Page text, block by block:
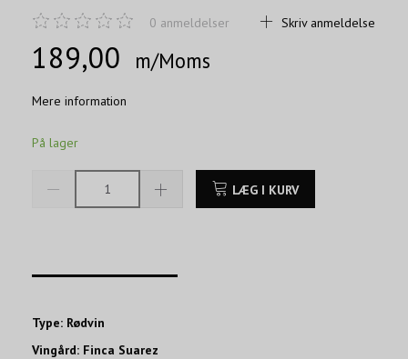
0 anmeldelser Skriv anmeldelse
189,00 m/Moms
Mere information
På lager
LÆG I KURV
Type: Rødvin
Vingård: Finca Suarez